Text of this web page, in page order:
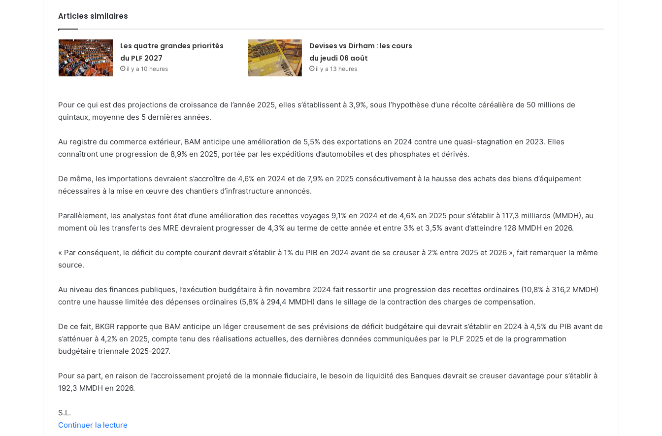
Articles similaires
Les quatre grandes priorités
du PLF 2027
il y a 10 heures
Devises vs Dirham : les cours
du jeudi 06 août
il y a 13 heures
Pour ce qui est des projections de croissance de l’année 2025, elles s’établissent à 3,9%, sous l’hypothèse d’une récolte céréalière de 50 millions de
quintaux, moyenne des 5 dernières années.
Au registre du commerce extérieur, BAM anticipe une amélioration de 5,5% des exportations en 2024 contre une quasi-stagnation en 2023. Elles
connaîtront une progression de 8,9% en 2025, portée par les expéditions d’automobiles et des phosphates et dérivés.
De même, les importations devraient s’accroître de 4,6% en 2024 et de 7,9% en 2025 consécutivement à la hausse des achats des biens d’équipement
nécessaires à la mise en œuvre des chantiers d’infrastructure annoncés.
Parallèlement, les analystes font état d’une amélioration des recettes voyages 9,1% en 2024 et de 4,6% en 2025 pour s’établir à 117,3 milliards (MMDH), au
moment où les transferts des MRE devraient progresser de 4,3% au terme de cette année et entre 3% et 3,5% avant d’atteindre 128 MMDH en 2026.
« Par conséquent, le déficit du compte courant devrait s’établir à 1% du PIB en 2024 avant de se creuser à 2% entre 2025 et 2026 », fait remarquer la même
source.
Au niveau des finances publiques, l’exécution budgétaire à fin novembre 2024 fait ressortir une progression des recettes ordinaires (10,8% à 316,2 MMDH)
contre une hausse limitée des dépenses ordinaires (5,8% à 294,4 MMDH) dans le sillage de la contraction des charges de compensation.
De ce fait, BKGR rapporte que BAM anticipe un léger creusement de ses prévisions de déficit budgétaire qui devrait s’établir en 2024 à 4,5% du PIB avant de
s’atténuer à 4,2% en 2025, compte tenu des réalisations actuelles, des dernières données communiquées par le PLF 2025 et de la programmation
budgétaire triennale 2025-2027.
Pour sa part, en raison de l’accroissement projeté de la monnaie fiduciaire, le besoin de liquidité des Banques devrait se creuser davantage pour s’établir à
192,3 MMDH en 2026.
S.L.
Continuer la lecture